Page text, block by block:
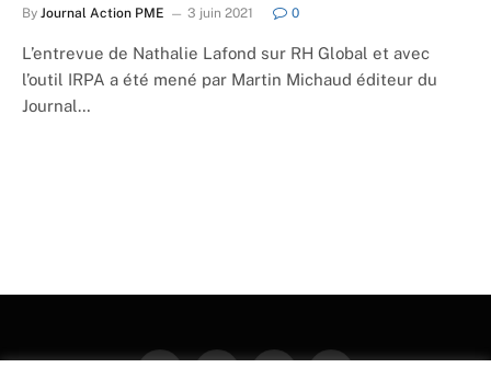
By Journal Action PME 3 juin 2021 0
L’entrevue de Nathalie Lafond sur RH Global et avec
l’outil IRPA a été mené par Martin Michaud éditeur du
Journal…